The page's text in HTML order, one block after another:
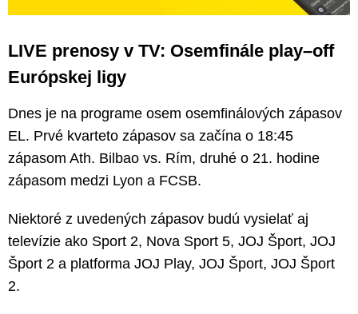
LIVE prenosy v TV: Osemfinále play–off
Európskej ligy
Dnes je na programe osem osemfinálových zápasov
EL. Prvé kvarteto zápasov sa začína o 18:45
zápasom Ath. Bilbao vs. Rím, druhé o 21. hodine
zápasom medzi Lyon a FCSB.
Niektoré z uvedených zápasov budú vysielať aj
televízie ako Sport 2, Nova Sport 5, JOJ Šport, JOJ
Šport 2 a platforma JOJ Play, JOJ Šport, JOJ Šport
2.